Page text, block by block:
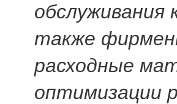
обслуживания
также
расходные
оптимизации